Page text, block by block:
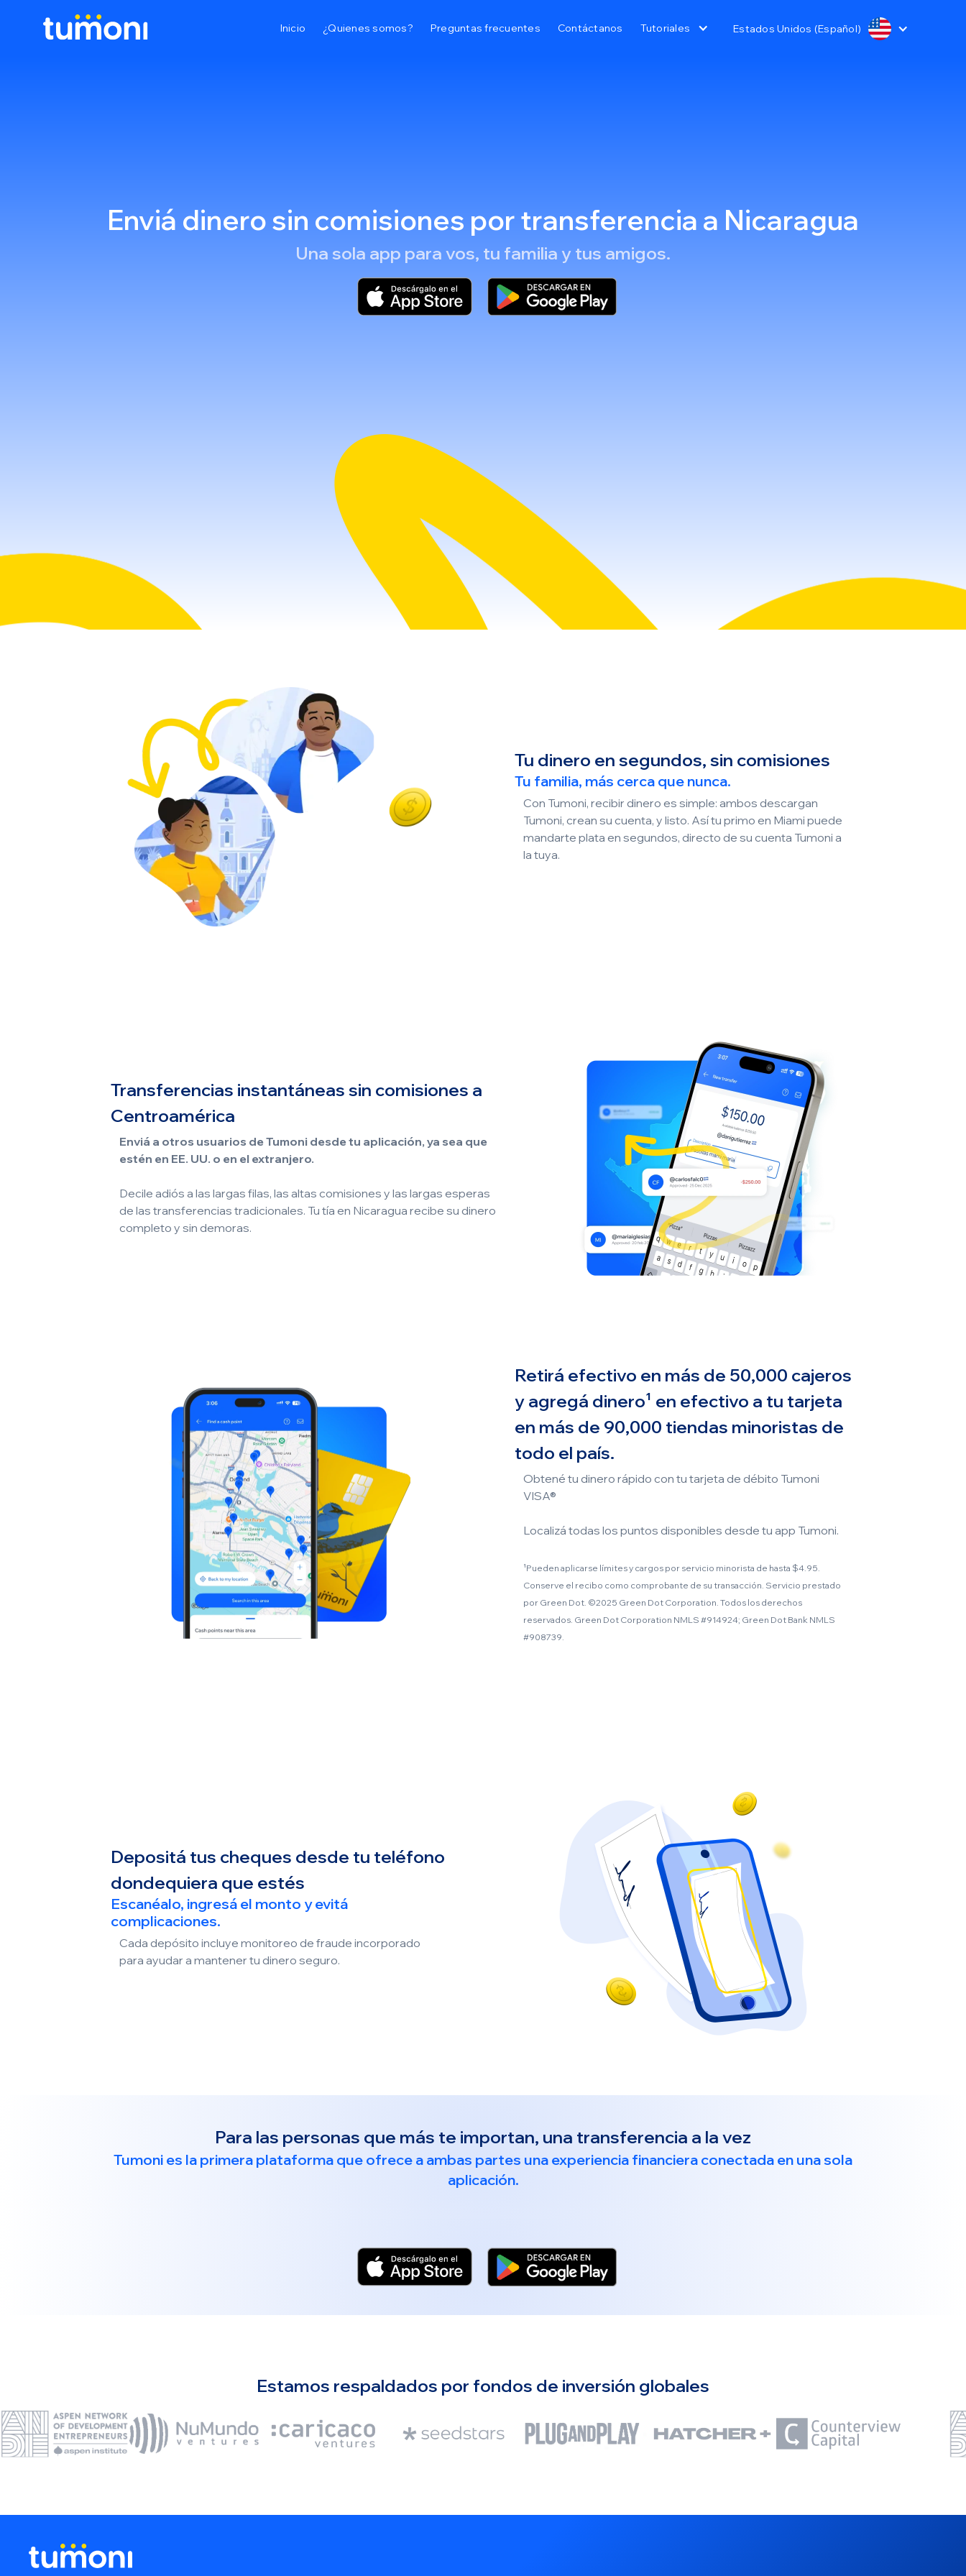
Inicio ¿Quienes somos? Preguntas frecuentes Contáctanos Tutoriales Estados Unidos (Español)
Enviá dinero sin comisiones por transferencia a Nicaragua
Una sola app para vos, tu familia y tus amigos.
Tu dinero en segundos, sin comisiones
Tu familia, más cerca que nunca.
Con Tumoni, recibir dinero es simple: ambos descargan
Tumoni, crean su cuenta, y listo. Así tu primo en Miami puede
mandarte plata en segundos, directo de su cuenta Tumoni a
la tuya.
Transferencias instantáneas sin comisiones a
Centroamérica
Enviá a otros usuarios de Tumoni desde tu aplicación, ya sea que
estén en EE. UU. o en el extranjero.
Decile adiós a las largas filas, las altas comisiones y las largas esperas
de las transferencias tradicionales. Tu tía en Nicaragua recibe su dinero
completo y sin demoras.
Retirá efectivo en más de 50,000 cajeros
y agregá dinero¹ en efectivo a tu tarjeta
en más de 90,000 tiendas minoristas de
todo el país.
Obtené tu dinero rápido con tu tarjeta de débito Tumoni
VISA®
Localizá todas los puntos disponibles desde tu app Tumoni.
¹Pueden aplicarse límites y cargos por servicio minorista de hasta $4.95.
Conserve el recibo como comprobante de su transacción. Servicio prestado
por Green Dot. ©2025 Green Dot Corporation. Todos los derechos
reservados. Green Dot Corporation NMLS #914924; Green Dot Bank NMLS
#908739.
Depositá tus cheques desde tu teléfono
dondequiera que estés
Escanéalo, ingresá el monto y evitá
complicaciones.
Cada depósito incluye monitoreo de fraude incorporado
para ayudar a mantener tu dinero seguro.
Para las personas que más te importan, una transferencia a la vez
Tumoni es la primera plataforma que ofrece a ambas partes una experiencia financiera conectada en una sola
aplicación.
Estamos respaldados por fondos de inversión globales